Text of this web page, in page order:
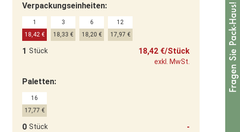
Verpackungseinheiten:
1
18,42 €
3
18,33 €
6
18,20 €
12
17,97 €
1 Stück 18,42 €/Stück
exkl. MwSt.
Paletten:
16
17,77 €
0 Stück -